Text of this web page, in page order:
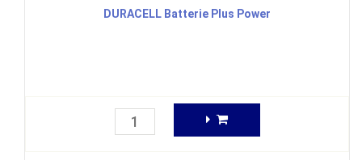
DURACELL Batterie Plus Power